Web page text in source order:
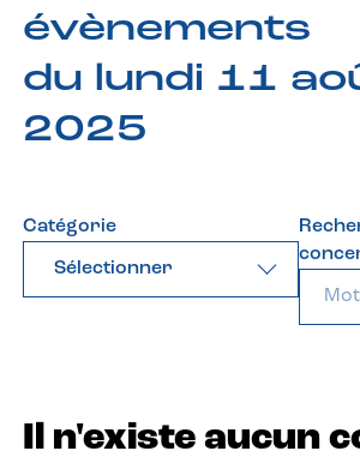
évènements
du lundi 11
2025
Catégorie
Sélectionner
Il n'existe aucun